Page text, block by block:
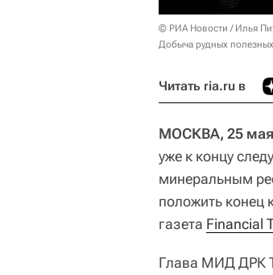
© РИА Новости / Илья
Добыча рудных
Читать ria.ru в
МОСКВА, 25
уже к концу
минеральным
положить конец
газета Financial
Глава МИД ДРК